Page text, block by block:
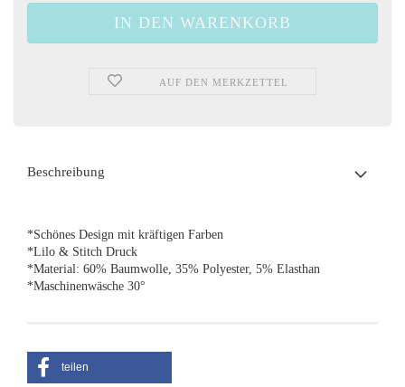
AUF DEN MERKZETTEL
Beschreibung
*Schönes Design mit kräftigen Farben
*Lilo & Stitch Druck
*Material: 60% Baumwolle, 35% Polyester, 5% Elasthan
*Maschinenwäsche 30°
teilen